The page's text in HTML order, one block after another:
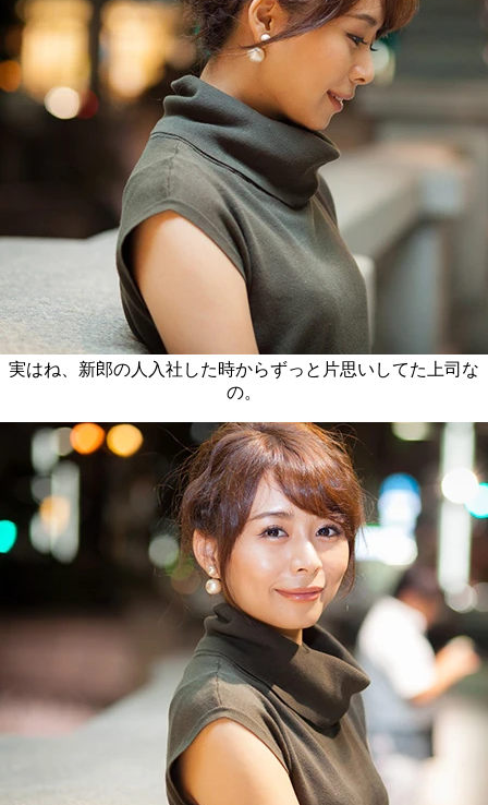
実はね、新郎の人入社した時からずっと片思いしてた上司な
の。